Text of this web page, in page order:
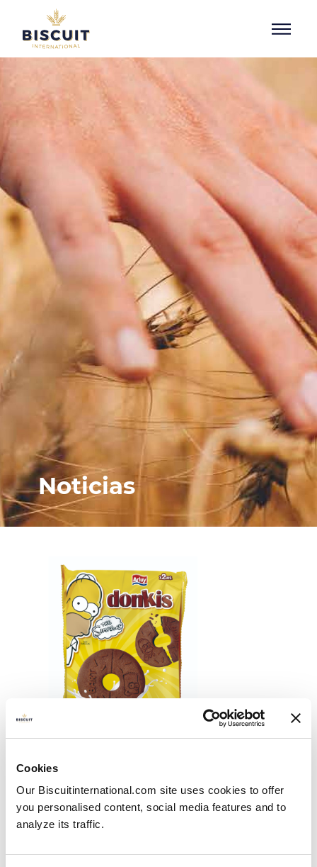
Cookies
Our Biscuitinternational.com site uses cookies to offer
you personalised content, social media features and to
analyze its traffic.
Aller au contenu
Noticias
Novo lançamento: Donkis
Publié le
22/11/2023
É com orgulho que anunciamos o lançamento do...